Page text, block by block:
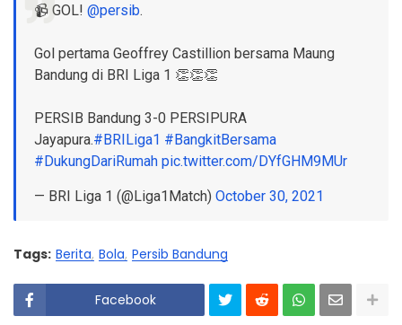
📹 GOL! @persib.
Gol pertama Geoffrey Castillion bersama Maung
Bandung di BRI Liga 1 👏👏👏
PERSIB Bandung 3-0 PERSIPURA
Jayapura.#BRILiga1 #BangkitBersama
#DukungDariRumah pic.twitter.com/DYfGHM9MUr
— BRI Liga 1 (@Liga1Match) October 30, 2021
Tags: Berita Bola Persib Bandung
Facebook